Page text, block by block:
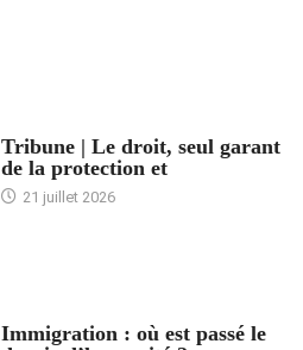
Tribune | Le droit, seul garant
de la protection et
21 juillet 2026
Immigration : où est passé le